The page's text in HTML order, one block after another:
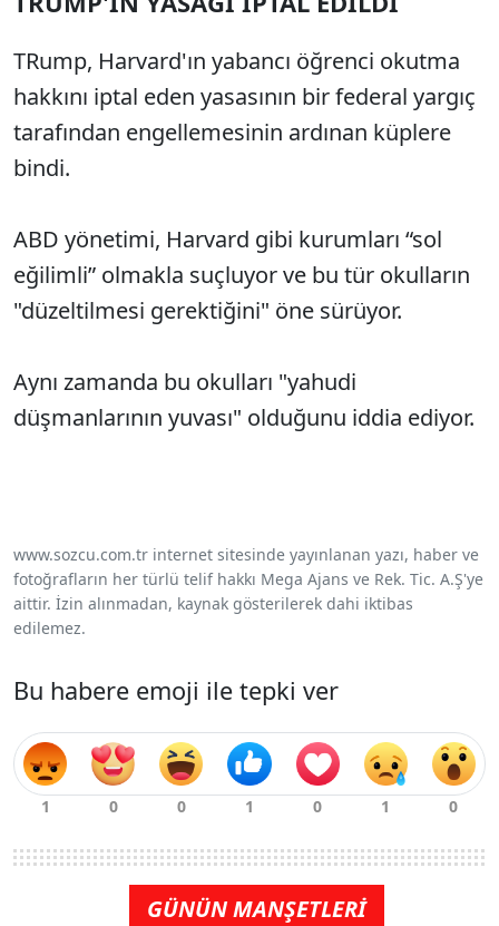
TRump, Harvard'ın yabancı öğrenci okutma
hakkını iptal eden yasasının bir federal yargıç
tarafından engellemesinin ardınan küplere
bindi.
ABD yönetimi, Harvard gibi kurumları “sol
eğilimli” olmakla suçluyor ve bu tür okulların
"düzeltilmesi gerektiğini" öne sürüyor.
Aynı zamanda bu okulları "yahudi
düşmanlarının yuvası" olduğunu iddia ediyor.
www.sozcu.com.tr internet sitesinde yayınlanan yazı, haber ve
fotoğrafların her türlü telif hakkı Mega Ajans ve Rek. Tic. A.Ş'ye
aittir. İzin alınmadan, kaynak gösterilerek dahi iktibas
edilemez.
Bu habere emoji ile tepki ver
GÜNÜN MANŞETLERİ